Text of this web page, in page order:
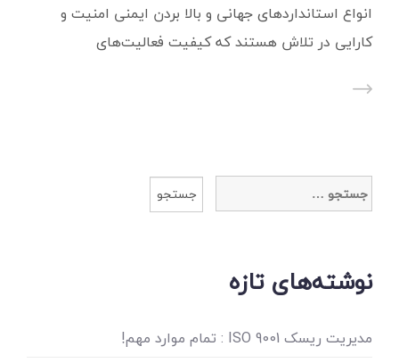
انواع استانداردهای جهانی و بالا بردن ایمنی امنیت و
کارایی در تلاش هستند که کیفیت فعالیت‌های
جستجو
برای:
نوشته‌های تازه
مدیریت ریسک ISO 9001 : تمام موارد مهم!